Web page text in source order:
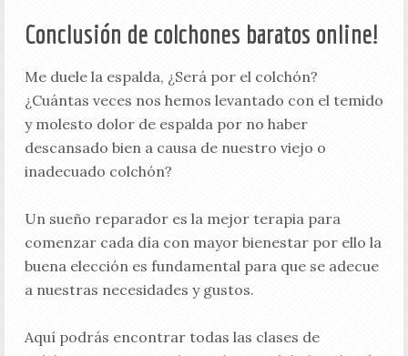
Conclusión de colchones baratos online!
Me duele la espalda, ¿Será por el colchón?
¿Cuántas veces nos hemos levantado con el temido
y molesto dolor de espalda por no haber
descansado bien a causa de nuestro viejo o
inadecuado colchón?
Un sueño reparador es la mejor terapia para
comenzar cada día con mayor bienestar por ello la
buena elección es fundamental para que se adecue
a nuestras necesidades y gustos.
Aquí podrás encontrar todas las clases de